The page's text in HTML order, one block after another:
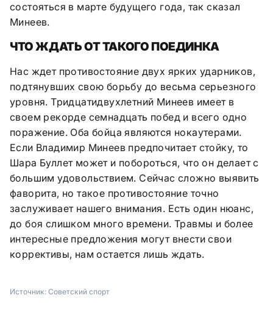
состояться в марте будущего года, так сказал
Минеев.
ЧТО ЖДАТЬ ОТ ТАКОГО ПОЕДИНКА
Нас ждет противостояние двух ярких ударников,
подтянувших свою борьбу до весьма серьезного
уровня. Тридцатидвухлетний Минеев имеет в
своем рекорде семнадцать побед и всего одно
поражение. Оба бойца являются нокаутерами.
Если Владимир Минеев предпочитает стойку, то
Шара Буллет может и побороться, что он делает с
большим удовольствием. Сейчас сложно выявить
фаворита, но такое противостояние точно
заслуживает нашего внимания. Есть один нюанс,
до боя слишком много времени. Травмы и более
интересные предложения могут внести свои
коррективы, нам остается лишь ждать.
Источник: Советский спорт